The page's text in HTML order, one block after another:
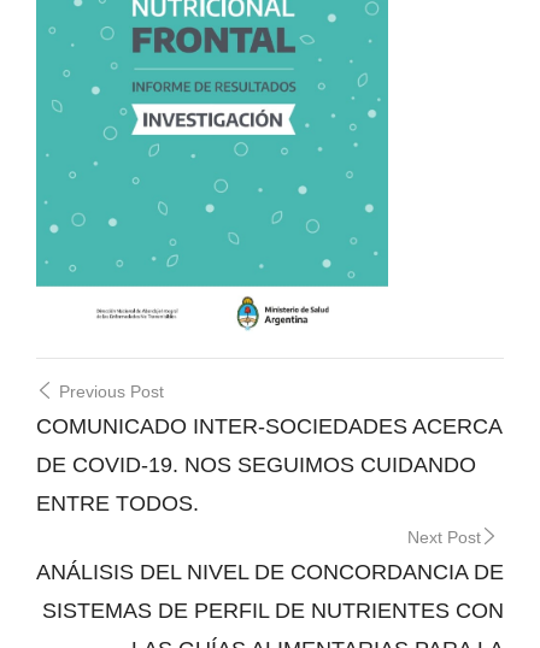
Post
navigation
Previous Post
COMUNICADO INTER-SOCIEDADES ACERCA
DE COVID-19. NOS SEGUIMOS CUIDANDO
ENTRE TODOS.
Next Post
ANÁLISIS DEL NIVEL DE CONCORDANCIA DE
SISTEMAS DE PERFIL DE NUTRIENTES CON